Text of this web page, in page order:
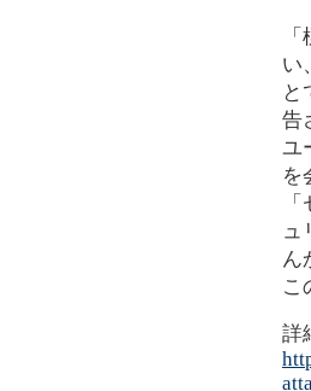
い
と
告
ユ
を
ュ
ん
こ
詳